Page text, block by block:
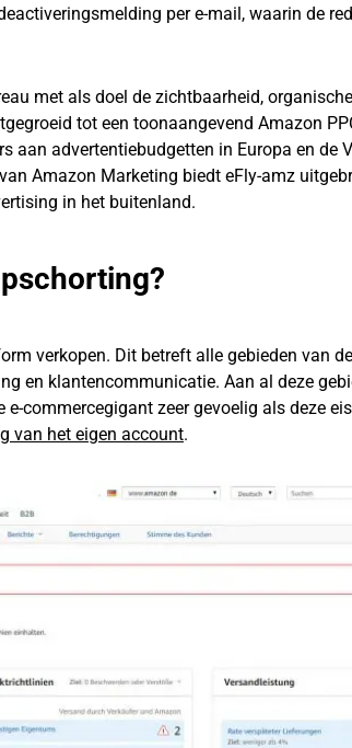
per e-mail, waarin de
met als doel de zichtbaarheid,
tot een toonaangevend Amazon
aan advertentiebudgetten in Europa en de
Amazon Marketing biedt eFly-amz
in het buitenland.
verkopen. Dit betreft alle gebieden van
en klantencommunicatie. Aan al deze
commercegigant zeer gevoelig als deze
van het eigen account.